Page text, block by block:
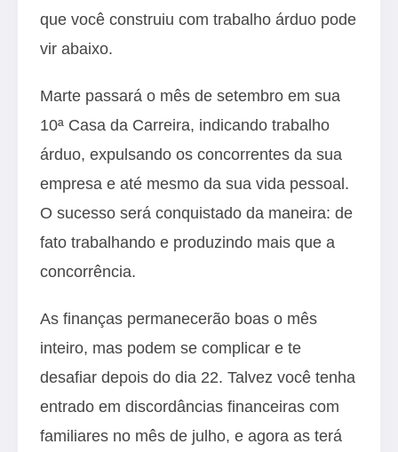
que você construiu com trabalho árduo pode
vir abaixo.
Marte passará o mês de setembro em sua
10ª Casa da Carreira, indicando trabalho
árduo, expulsando os concorrentes da sua
empresa e até mesmo da sua vida pessoal.
O sucesso será conquistado da maneira: de
fato trabalhando e produzindo mais que a
concorrência.
As finanças permanecerão boas o mês
inteiro, mas podem se complicar e te
desafiar depois do dia 22. Talvez você tenha
entrado em discordâncias financeiras com
familiares no mês de julho, e agora as terá